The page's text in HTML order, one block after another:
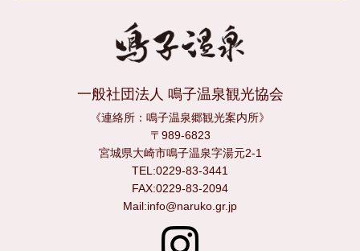
一般社団法人 鳴子温泉観光協会
《連絡所：鳴子温泉郷観光案内所》
〒989-6823
宮城県大崎市鳴子温泉字湯元2-1
TEL:0229-83-3441
FAX:0229-83-2094
Mail:info@naruko.gr.jp